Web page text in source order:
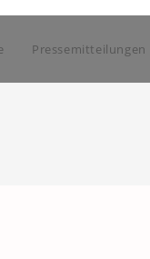
Pressemitteilungen